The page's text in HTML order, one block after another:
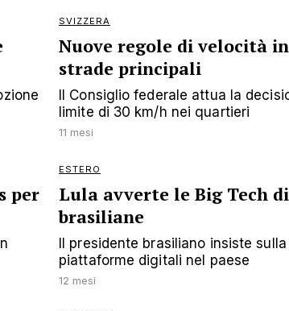
SVIZZERA
Nuove regole di velocità
strade principali
Il Consiglio federale attua la
limite di 30 km/h nei quartieri
11 mesi
per
ESTERO
Lula avverte le Big Tech
brasiliane
Il presidente brasiliano insiste
piattaforme digitali nel paese
12 mesi